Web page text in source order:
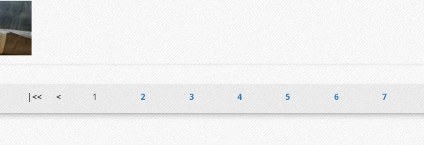
|<< < 1 2 3 4 5 6 7